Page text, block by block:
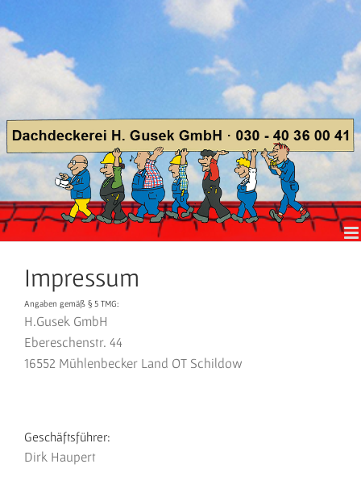
Inhalt
springen
Impressum
Angaben gemäß § 5 TMG:
H.Gusek GmbH
Ebereschenstr. 44
16552 Mühlenbecker Land OT Schildow
Geschäftsführer:
Dirk Haupert